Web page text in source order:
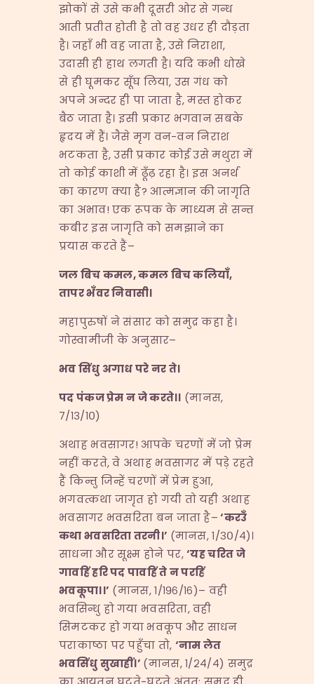
झोकों से उसे कभी दूसरी ओर से गन्ध
आती प्रतीत होती है तो वह उधर ही दौड़ता
है। जहाँ भी वह जाता है, उसे निराशा,
उदासी ही हाथ लगती है। यदि कभी धोखे
से ही घूमकर सूँघ लिया, उस गंध को
अपने अन्दर ही पा जाता है, मस्त होकर
बैठ जाता है। इसी प्रकार भगवान सबके
हृदय में हैं। जैसे मृग वन-वन निराश
भटकता है, उसी प्रकार कोई उसे मथुरा में
तो कोई काशी में ढूँढ़ रहा है। इस अनर्थ
का कारण क्या है? आत्मज्ञान की जागृति
का अभाव! एक रूपक के माध्यम से सन्त
कबीर इस जागृति को समझाने का
प्रयास करते हैं–
जल बिच कमल,कमल बिच कलियाँ,
तापर भँवर निवासी।
महापुरुषों ने संसार को समुद्र कहा है।
गोस्वामीजी के अनुसार–
भव सिंधु अगाध परे नर ते।
पद पंकज प्रेम न जे करते।। (मानस,
७/१३/१०)
अथाह भवसागर! आपके चरणों में जो प्रेम
नहीं करते, वे अथाह भवसागर में पड़े रहते
हैं किन्तु जिन्हें चरणों में प्रेम हुआ,
भगवत्कथा जागृत हो गयी तो यही अथाह
भवसागर भवसरिता बन जाता है–‘करउँ
कथा भवसरिता तरनी।’ (मानस, १/३०/४)।
साधना और सूक्ष्म होने पर,‘यह चरित जे
गावहिं हरि पद पावहिं ते न परहिं
भवकूपा।।’ (मानस, १/१९६/१६)– वही
भवसिन्धु हो गया भवसरिता, वही
सिमटकर हो गया भवकूप और साधन
पराकाष्ठा पर पहुँचा तो, ‘नाम लेत
भवसिंधु सुखाहीं।’ (मानस, १/२४/४) समुद्र